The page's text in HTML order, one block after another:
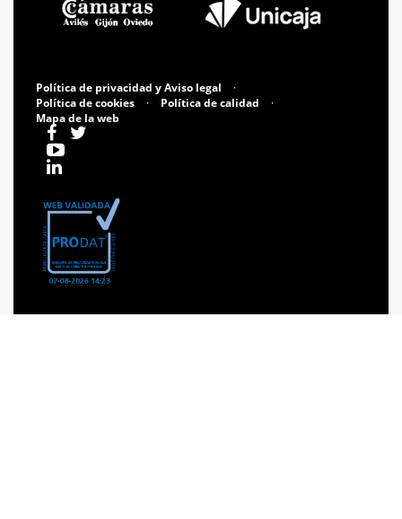
Política de privacidad y Aviso legal
·
Política de cookies
· Política de calidad
·
Mapa de la web